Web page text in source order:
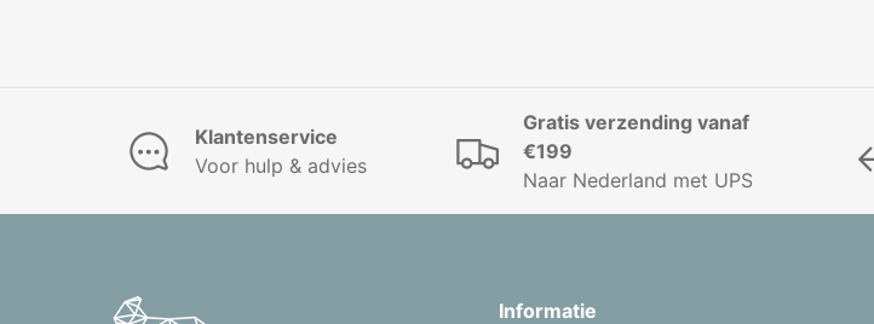
Klantenservice
Voor hulp & advies
Gratis verzending vanaf
€199
Naar Nederland met UPS
Informatie